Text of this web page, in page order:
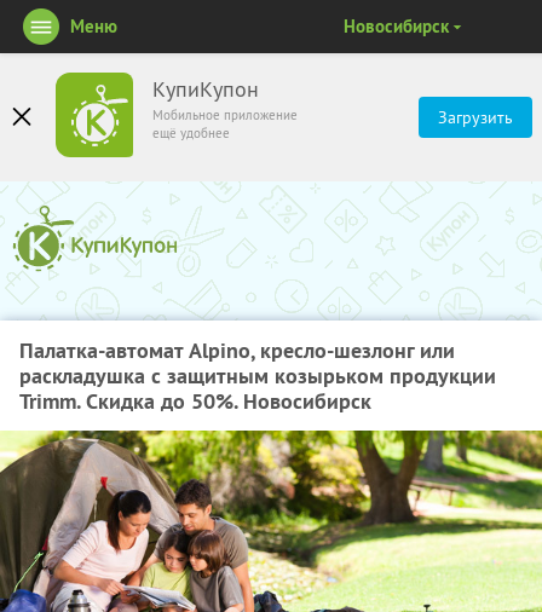
КупиКупон
Мобильное приложение
ещё удобнее
Загрузить
Меню Новосибирск
Палатка-автомат Alpino, кресло-шезлонг или
раскладушка с защитным козырьком продукции
Trimm. Скидка до 50%. Новосибирск